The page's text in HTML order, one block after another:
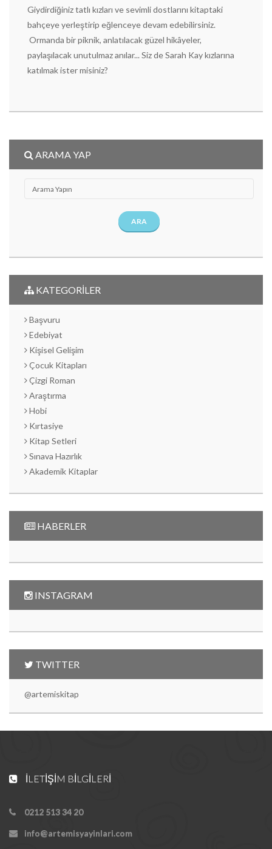
Giydirdiğiniz tatlı kızları ve sevimli dostlarını kitaptaki
bahçeye yerleştirip eğlenceye devam edebilirsiniz.
Ormanda bir piknik, anlatılacak güzel hikâyeler,
paylaşılacak unutulmaz anılar... Siz de Sarah Kay kızlarına
katılmak ister misiniz?
ARAMA YAP
ARA
KATEGORİLER
Başvuru
Edebiyat
Kişisel Gelişim
Çocuk Kitapları
Çizgi Roman
Araştırma
Hobi
Kırtasiye
Kitap Setleri
Sınava Hazırlık
Akademik Kitaplar
HABERLER
INSTAGRAM
TWITTER
@artemiskitap
İLETIŞIM BILGILERI
0212 513 34 20
info@artemisyayinlari.com